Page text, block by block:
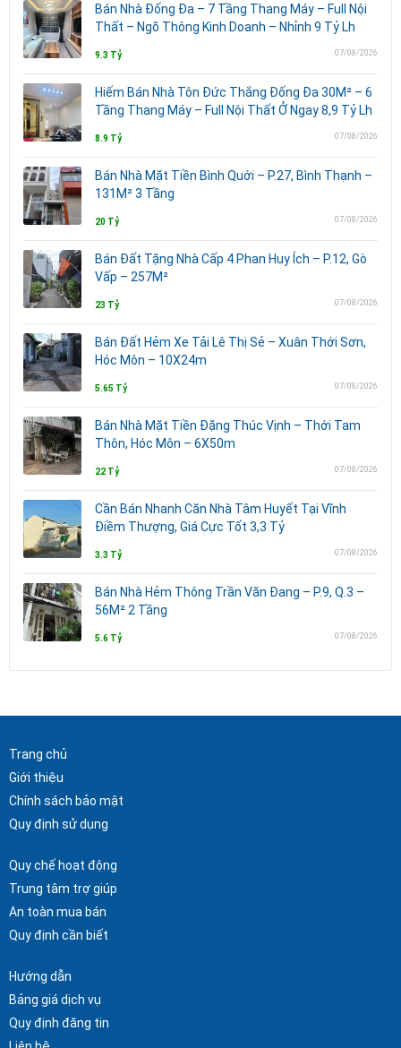
Bán Nhà Đống Đa – 7 Tầng Thang Máy – Full Nội
Thất – Ngõ Thông Kinh Doanh – Nhỉnh 9 Tỷ Lh
9.3 Tỷ 07/08/2026
Hiếm Bán Nhà Tôn Đức Thắng Đống Đa 30M² – 6
Tầng Thang Máy – Full Nội Thất Ở Ngay 8,9 Tỷ Lh
8.9 Tỷ 07/08/2026
Bán Nhà Mặt Tiền Bình Quới – P.27, Bình Thạnh –
131M² 3 Tầng
20 Tỷ 07/08/2026
Bán Đất Tặng Nhà Cấp 4 Phan Huy Ích – P.12, Gò
Vấp – 257M²
23 Tỷ 07/08/2026
Bán Đất Hẻm Xe Tải Lê Thị Sẻ – Xuân Thới Sơn,
Hóc Môn – 10X24m
5.65 Tỷ 07/08/2026
Bán Nhà Mặt Tiền Đặng Thúc Vịnh – Thới Tam
Thôn, Hóc Môn – 6X50m
22 Tỷ 07/08/2026
Cần Bán Nhanh Căn Nhà Tâm Huyết Tại Vĩnh
Điềm Thượng, Giá Cực Tốt 3,3 Tỷ
3.3 Tỷ 07/08/2026
Bán Nhà Hẻm Thông Trần Văn Đang – P.9, Q.3 –
56M² 2 Tầng
5.6 Tỷ 07/08/2026
Trang chủ
Giới thiệu
Chính sách bảo mật
Quy định sử dụng
Quy chế hoạt động
Trung tâm trợ giúp
An toàn mua bán
Quy định cần biết
Hướng dẫn
Bảng giá dịch vụ
Quy định đăng tin